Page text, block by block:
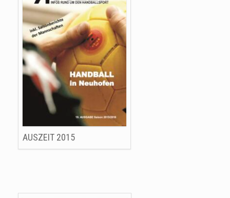
AUSZEIT 2015